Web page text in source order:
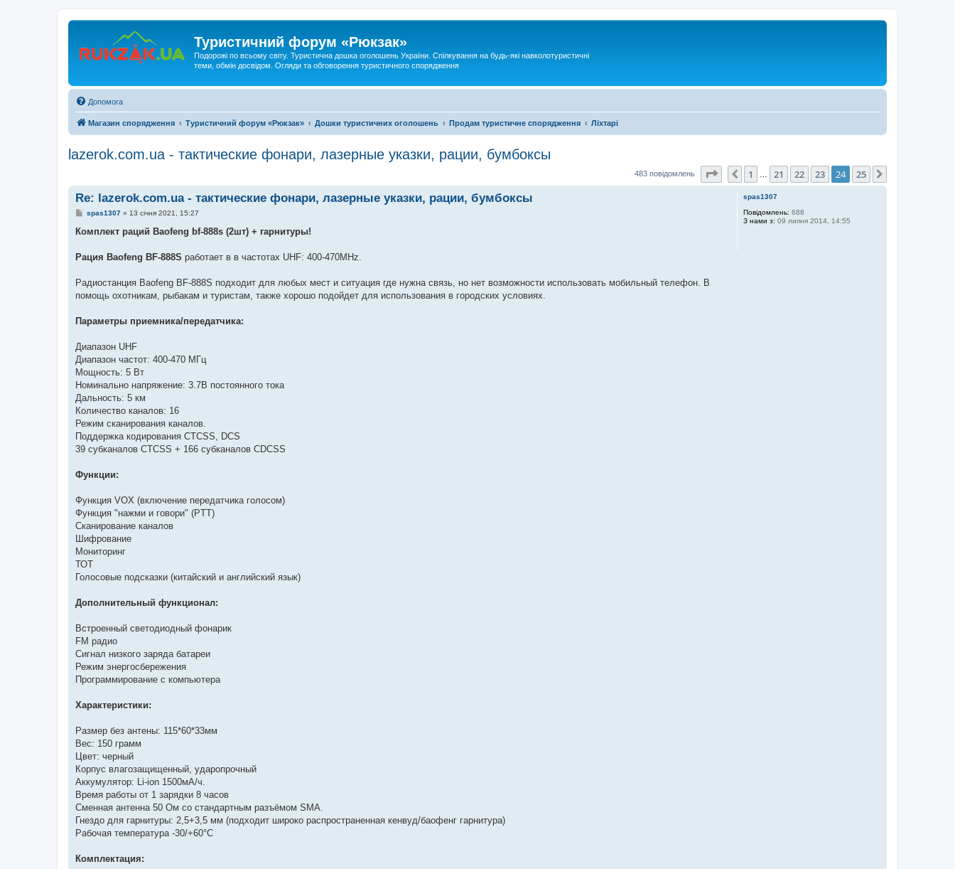
Туристичний форум «Рюкзак»
Подорожі по всьому світу. Туристична дошка оголошень України. Спілкування на будь-які навколотуристичні
теми, обмін досвідом. Огляди та обговорення туристичного спорядження
Допомога
Магазин спорядження Туристичний форум «Рюкзак» Дошки туристичних оголошень Продам туристичне спорядження Ліхтарі
lazerok.com.ua - тактические фонари, лазерные указки, рации, бумбоксы
483 повідомлень Сторінка з25
Поперед.
1 21 22 23 24 25
spas1307
Повідомлень: 688
З нами з: 09 липня 2014, 14:55
Re: lazerok.com.ua - тактические фонари, лазерные указки, рации, бумбоксы
П
в
о
е
н
н
spas1307» 13 січня 2021, 15:27
Комплект раций Baofeng bf-888s (2шт) + гарнитуры!
Рация Baofeng BF-888S работает в в частотах UHF: 400-470MHz.
Радиостанция Baofeng BF-888S подходит для любых мест и ситуация где нужна связь, но нет возможности использовать мобильный телефон. В
помощь охотникам, рыбакам и туристам, также хорошо подойдет для использования в городских условиях.
Параметры приемника/передатчика:
Диапазон UHF
Диапазон частот: 400-470 МГц
Мощность: 5 Вт
Номинально напряжение: 3.7В постоянного тока
Дальность: 5 км
Количество каналов: 16
Режим сканирования каналов.
Поддержка кодирования CTCSS, DCS
39 субканалов CTCSS + 166 субканалов CDCSS
Функции:
Функция VOX (включение передатчика голосом)
Функция "нажми и говори" (PTT)
Сканирование каналов
Шифрование
Мониторинг
ТОТ
Голосовые подсказки (китайский и английский язык)
Дополнительный функционал:
Встроенный светодиодный фонарик
FM радио
Сигнал низкого заряда батареи
Режим энергосбережения
Программирование с компьютера
Характеристики:
Размер без антены: 115*60*33мм
Вес: 150 грамм
Цвет: черный
Корпус влагозащищенный, ударопрочный
Аккумулятор: Li-ion 1500мА/ч.
Время работы от 1 зарядки 8 часов
Сменная антенна 50 Ом со стандартным разъёмом SMA.
Гнездо для гарнитуры: 2,5+3,5 мм (подходит широко распространенная кенвуд/баофенг гарнитура)
Рабочая температура -30/+60°С
Комплектация: